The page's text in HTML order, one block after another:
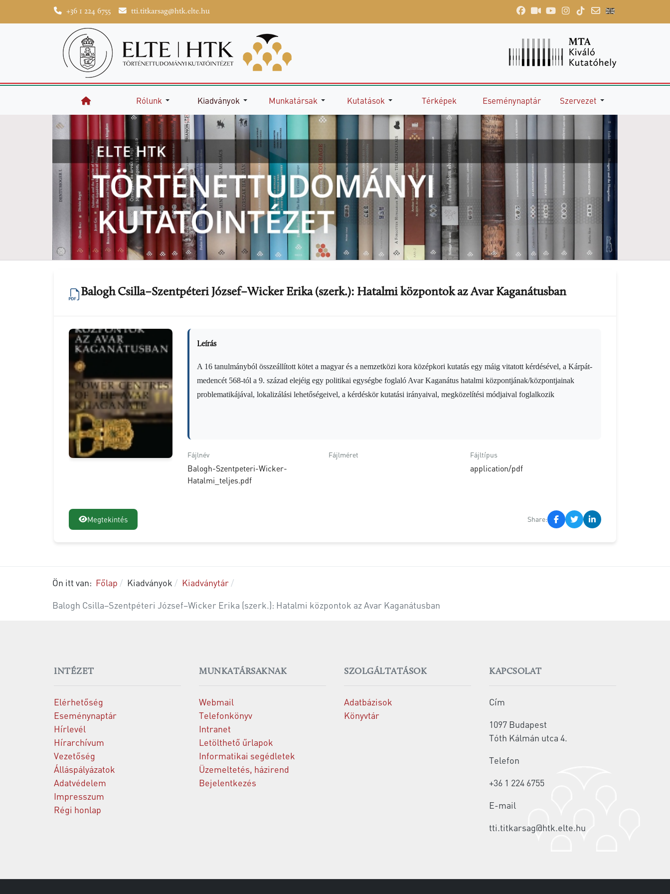
+36 1 224 6755 tti.titkarsag@htk.elte.hu
Rólunk Kiadványok Munkatársak Kutatások Térképek Eseménynaptár Szervezet
Balogh Csilla–Szentpéteri József–Wicker Erika (szerk.): Hatalmi központok az Avar Kaganátusban
Leírás
A 16 tanulmányból összeállított kötet a magyar és a nemzetközi kora középkori kutatás egy máig vitatott kérdésével, a Kárpát-
medencét 568-tól a 9. század elejéig egy politikai egységbe foglaló Avar Kaganátus hatalmi központjának/központjainak
problematikájával, lokalizálási lehetőségeivel, a kérdéskör kutatási irányaival, megközelítési módjaival foglalkozik
Fájlnév
Balogh-Szentpeteri-Wicker-
Hatalmi_teljes.pdf
Fájlméret Fájltípus
application/pdf
Megtekintés Share:
Ön itt van: Főlap Kiadványok
Kiadványtár
Balogh Csilla–Szentpéteri József–Wicker Erika (szerk.): Hatalmi központok az Avar Kaganátusban
INTÉZET
Elérhetőség
Eseménynaptár
Hírlevél
Hírarchívum
Vezetőség
Álláspályázatok
Adatvédelem
Impresszum
Régi honlap
MUNKATÁRSAKNAK
Webmail
Telefonkönyv
Intranet
Letölthető űrlapok
Informatikai segédletek
Üzemeltetés, házirend
Bejelentkezés
SZOLGÁLTATÁSOK
Adatbázisok
Könyvtár
KAPCSOLAT
Cím
1097 Budapest
Tóth Kálmán utca 4.
Telefon
+36 1 224 6755
E-mail
tti.titkarsag@htk.elte.hu